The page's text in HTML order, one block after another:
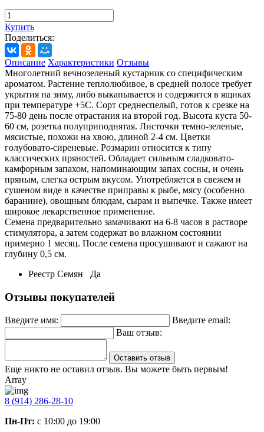
Купить
Поделиться:
Описание Характеристики Отзывы
Многолетний вечнозеленый кустарник со специфическим
ароматом. Растение теплолюбивое, в средней полосе требует
укрытия на зиму, либо выкапывается и содержится в ящиках
при температуре +5С. Сорт среднеспелый, готов к срезке на
75-80 день после отрастания на второй год. Высота куста 50-
60 см, розетка полуприподнятая. Листочки темно-зеленые,
мясистые, похожи на хвою, длиной 2-4 см. Цветки
голубовато-сиреневые. Розмарин относится к типу
классических пряностей. Обладает сильным сладковато-
камфорным запахом, напоминающим запах сосны, и очень
пряным, слегка острым вкусом. Употребляется в свежем и
сушеном виде в качестве приправы к рыбе, мясу (особенно
баранине), овощным блюдам, сырам и выпечке. Также имеет
широкое лекарственное применение.
Семена предварительно замачивают на 6-8 часов в растворе
стимулятора, а затем содержат во влажном состоянии
примерно 1 месяц. После семена просушивают и сажают на
глубину 0,5 см.
Реестр Семян
Да
Отзывы покупателей
Введите имя:
Введите email:
Ваш отзыв:
Оставить отзыв
Еще никто не оставил отзыв. Вы можете быть первым!
Array
8 (914) 286-28-10
Пн-Пт: с 10:00 до 19:00